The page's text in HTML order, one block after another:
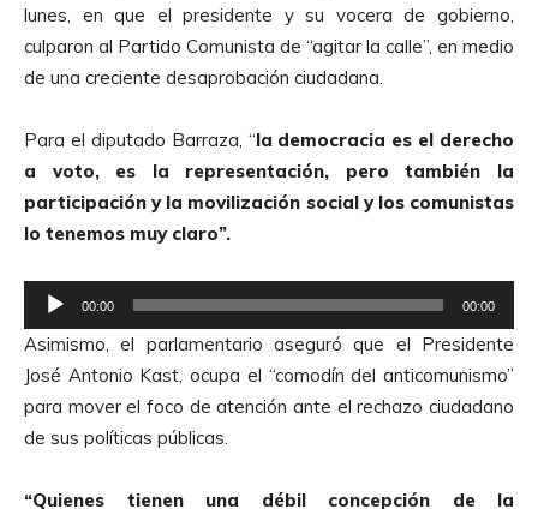
lunes, en que el presidente y su vocera de gobierno,
culparon al Partido Comunista de “agitar la calle”, en medio
de una creciente desaprobación ciudadana.
Para el diputado Barraza, “la democracia es el derecho
a voto, es la representación, pero también la
participación y la movilización social y los comunistas
lo tenemos muy claro”.
e
p
r
o
d
00:00 00:00
Asimismo, el parlamentario aseguró que el Presidente
José Antonio Kast, ocupa el “comodín del anticomunismo”
para mover el foco de atención ante el rechazo ciudadano
de sus políticas públicas.
“Quienes tienen una débil concepción de la